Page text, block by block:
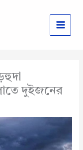
দুইজনের